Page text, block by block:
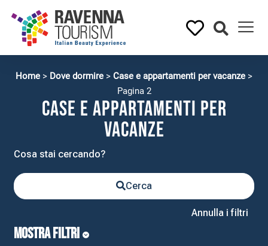
Home > Dove dormire > Case e appartamenti per vacanze >
Pagina 2
Case e appartamenti per
vacanze
Cerca
Annulla i filtri
MOSTRA FILTRI